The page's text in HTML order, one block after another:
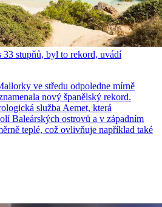
stupňů, byl to rekord, uvádí
ve středu odpoledne mírně
nový španělský rekord.
služba Aemet, která
Baleárských ostrovů a v západním
teplé, což ovlivňuje například také